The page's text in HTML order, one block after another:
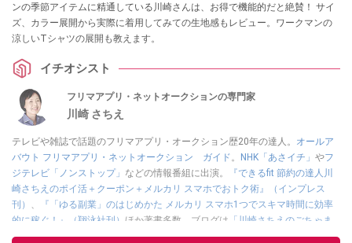
ンの季節アイテムに精通している川崎さんは、お得で機能的だと絶賛！ サイ
ズ、カラー展開から実際に着用してみての生地感もレビュー。ワークマンの
涼しいTシャツの展開も教えます。
イチオシスト
フリマアプリ・ネットオークションの専門家
川崎 さちえ
テレビや雑誌で話題のフリマアプリ・オークション歴20年の達人。 オールア
バウト フリマアプリ・ネットオークション ガイド。 NHK「あさイチ」 やフ
ジテレビ「ノンストップ」 などの情報番組に出演。
『できるfit 節約の達人川
崎さちえのポイ活＋クーポン＋メルカリ スマホでおトク術』（インプレス
刊） 、
『「ゆる副業」のはじめかた メルカリ スマホ1つでスキマ時間に効率
的に稼ぐ！』（翔泳社刊） ほか著書多数。ブログは 「川崎さちえのごちゃま
ぜ日記」。